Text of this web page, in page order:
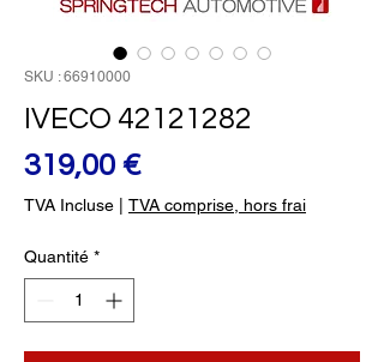
SKU : 66910000
IVECO 42121282
319,00 €Prix
TVA Incluse TVA comprise, hors frai
Quantité *